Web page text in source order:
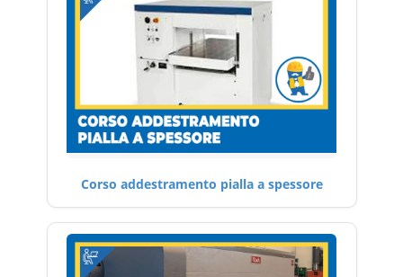
Corso addestramento pialla a spessore